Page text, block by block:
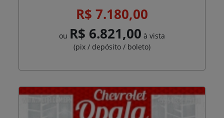
R$ 7.180,00
ou R$ 6.821,00 à vista
(pix / depósito / boleto)